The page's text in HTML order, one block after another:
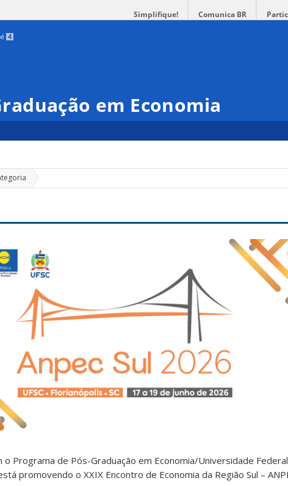
Simplifique! Comunica BR
4
em Economia
»
o Programa de Pós-Graduação em Economia/Universidade
promovendo o XXIX Encontro de Economia da Região Sul –